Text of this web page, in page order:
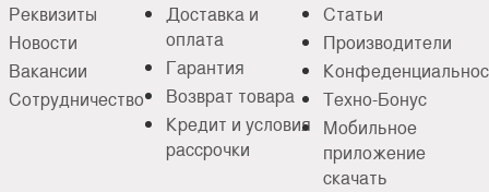
Реквизиты
Новости
Вакансии
Сотрудничество
Доставка и
оплата
Гарантия
Возврат товара
Кредит и условия
рассрочки
Статьи
Производители
Техно-Бонус
Мобильное
приложение
скачать